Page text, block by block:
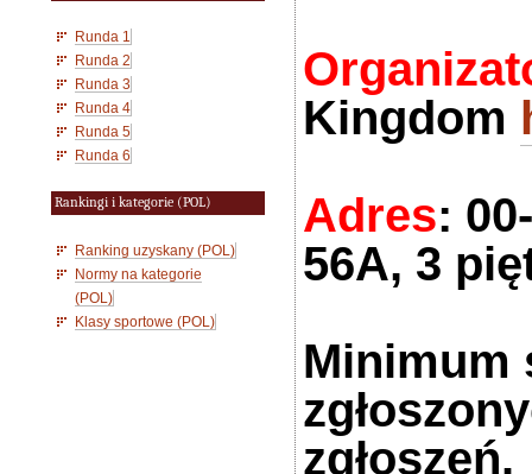
Runda 1
Runda 2
Runda 3
Runda 4
Runda 5
Runda 6
Rankingi i kategorie (POL)
Ranking uzyskany (POL)
Normy na kategorie
(POL)
Klasy sportowe (POL)
Kingdom
Adres:
56A, 3
Minimum